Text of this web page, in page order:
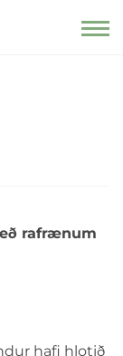
rafrænum
hafi hlotið